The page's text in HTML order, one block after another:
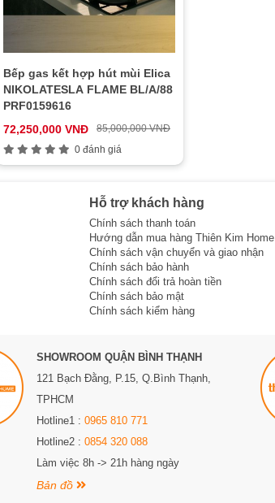
Bếp gas kết hợp hút mùi Elica
NIKOLATESLA FLAME BL/A/88
PRF0159616
72,250,000 VNĐ
85,000,000 VNĐ
0 đánh giá
Hỗ trợ khách hàng
Chính sách thanh toán
Hướng dẫn mua hàng Thiên Kim Home
Chính sách vận chuyển và giao nhận
Chính sách bảo hành
Chính sách đổi trả hoàn tiền
Chính sách bảo mật
Chính sách kiểm hàng
SHOWROOM QUẬN BÌNH THẠNH
121 Bạch Đằng, P.15, Q.Bình Thạnh,
TPHCM
Hotline1 : 0965 810 771
Hotline2 : 0854 320 088
Làm việc 8h -> 21h hàng ngày
Bản đồ